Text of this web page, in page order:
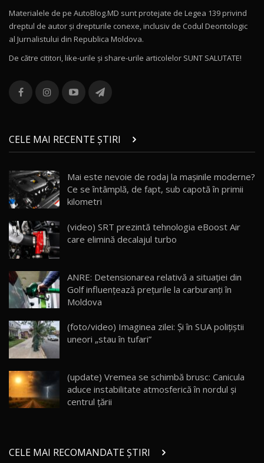
Materialele de pe AutoBlog.MD sunt protejate de Legea 139 privind
dreptul de autor și drepturile conexe, inclusiv de Codul Deontologic
al Jurnalistului din Republica Moldova.
De către cititori, like-urile şi share-urile articolelor SUNT SALUTATE!
CELE MAI RECENTE ȘTIRI
Mai este nevoie de rodaj la mașinile moderne?
Ce se întâmplă, de fapt, sub capotă în primii
kilometri
(video) SRT prezintă tehnologia eBoost Air
care elimină decalajul turbo
ANRE: Detensionarea relativă a situației din
Golf influențează prețurile la carburanți în
Moldova
(foto/video) Imaginea zilei: Și în SUA polițiștii
uneori „stau în tufari”
(update) Vremea se schimbă brusc: Canicula
aduce instabilitate atmosferică în nordul și
centrul țării
CELE MAI RECOMANDATE ȘTIRI